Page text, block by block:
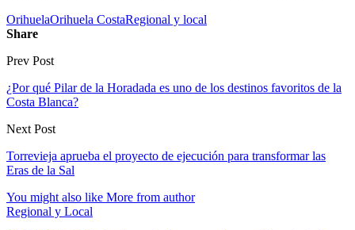
OrihuelaOrihuela CostaRegional y local
Share
Prev Post
¿Por qué Pilar de la Horadada es uno de los destinos favoritos de la
Costa Blanca?
Next Post
Torrevieja aprueba el proyecto de ejecución para transformar las
Eras de la Sal
You might also like More from author
Regional y Local